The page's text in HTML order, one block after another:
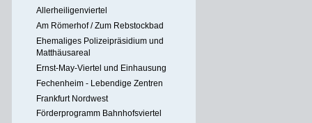
Allerheiligenviertel
Am Römerhof / Zum Rebstockbad
Ehemaliges Polizeipräsidium und
Matthäusareal
Ernst-May-Viertel und Einhausung
Fechenheim - Lebendige Zentren
Frankfurt Nordwest
Förderprogramm Bahnhofsviertel